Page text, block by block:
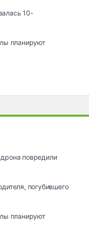
10-
планируют
повредили
погубившего
планируют